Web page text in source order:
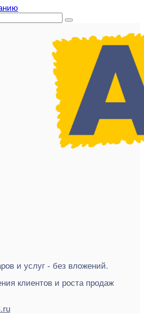
и услуг - без вложений.
клиентов и роста продаж